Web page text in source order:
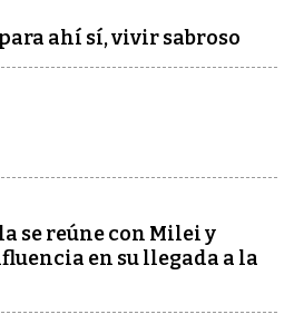
ahí sí, vivir sabroso
se reúne con Milei y
en su llegada a la